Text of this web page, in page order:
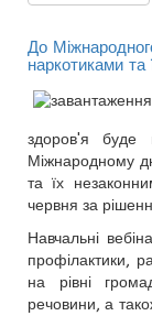
До
наркотиками та
здоров'я буде
Міжнародному
та їх
червня за
Навчальні
профілактики,
на рівні
речовини, а